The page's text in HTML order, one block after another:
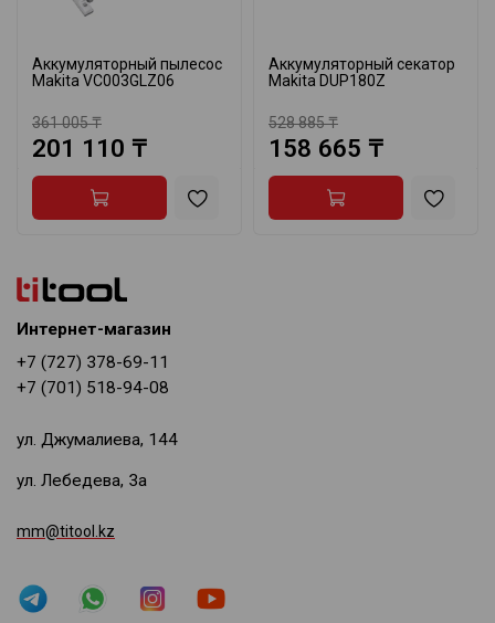
Аккумуляторный пылесос
Makita VC003GLZ06
361 005 ₸
201 110 ₸
Аккумуляторный секатор
Makita DUP180Z
528 885 ₸
158 665 ₸
Интернет-магазин
+7 (727) 378-69-11
+7 (701) 518-94-08
ул. Джумалиева, 144
ул. Лебедева, 3а
mm@titool.kz